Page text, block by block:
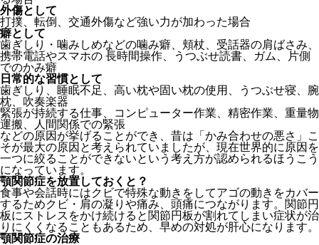
外傷として
打撲、転倒、交通外傷など強い力が加わった場合
癖として
歯ぎしり・噛みしめなどの噛み癖、頬杖、受話器の肩ばさみ、
携帯電話やスマホの 長時間操作、うつぶせ読書、ガム、片側
でのかみ癖
日常的な習慣として
歯ぎしり、睡眠不足、高い枕や固い枕の使用、うつぶせ寝、腕
枕、吹奏楽器
緊張が持続する仕事、コンピューター作業、精密作業、重量物
運搬、人間関係での緊張
などの原因が挙げることができ、昔は「かみ合わせの悪さ」こ
そが最大の原因と考えられていましたが、現在世界的に原因を
一つに絞ることができないという考え方が認められるほうこう
になっています。
顎関節症を放置しておくと？
食事や会話時にはクビで特殊な動きをしてアゴの動きをカバー
するためクビ・肩の凝りや痛み、頭痛につながります。関節円
板にストレスをかけ続けると関節円板が割れてしまい症状が治
りにくくなることもあるため、早めの対処が肝心になります。
顎関節症の治療